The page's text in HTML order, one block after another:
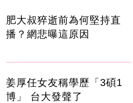
肥大叔猝逝前為何堅持直
播？網悲曝這原因
姜厚任女友稱學歷「3碩1
博」 台大發聲了